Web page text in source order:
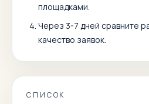
площадками.
Через 3-7 дней сравните
качество заявок.
СПИСОК